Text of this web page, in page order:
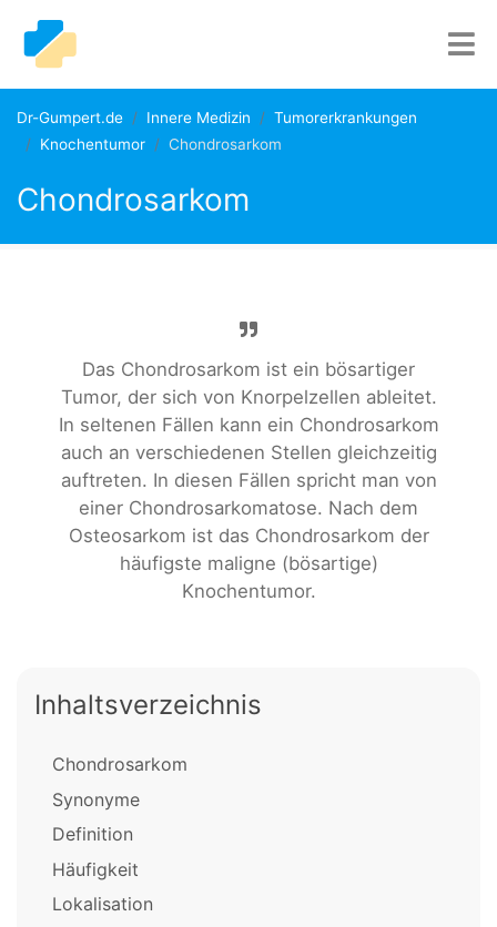
Dr-Gumpert.de Innere Medizin
Tumorerkrankungen
Knochentumor
Chondrosarkom
Chondrosarkom
Das Chondrosarkom ist ein bösartiger
Tumor, der sich von Knorpelzellen ableitet.
In seltenen Fällen kann ein Chondrosarkom
auch an verschiedenen Stellen gleichzeitig
auftreten. In diesen Fällen spricht man von
einer Chondrosarkomatose. Nach dem
Osteosarkom ist das Chondrosarkom der
häufigste maligne (bösartige)
Knochentumor.
Inhaltsverzeichnis
Chondrosarkom
Synonyme
Definition
Häufigkeit
Lokalisation